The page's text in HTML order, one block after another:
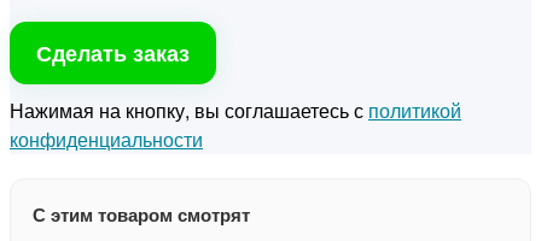
Сделать заказ
Нажимая на кнопку, вы соглашаетесь с политикой
конфиденциальности
С этим товаром смотрят